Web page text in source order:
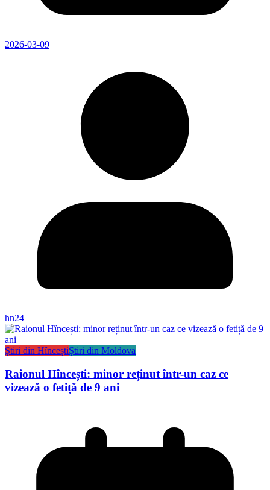
2026-03-09
hn24
Știri din HînceștiȘtiri din Moldova
Raionul Hîncești: minor reținut într-un caz ce
vizează o fetiță de 9 ani